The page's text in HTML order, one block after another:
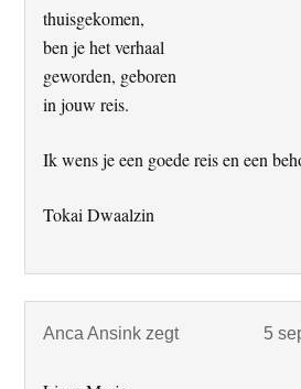
thuisgekomen,
ben je het verhaal
geworden, geboren
in jouw reis.
Ik wens je een goede reis en een
Tokai Dwaalzin
Anca Ansink zegt
5